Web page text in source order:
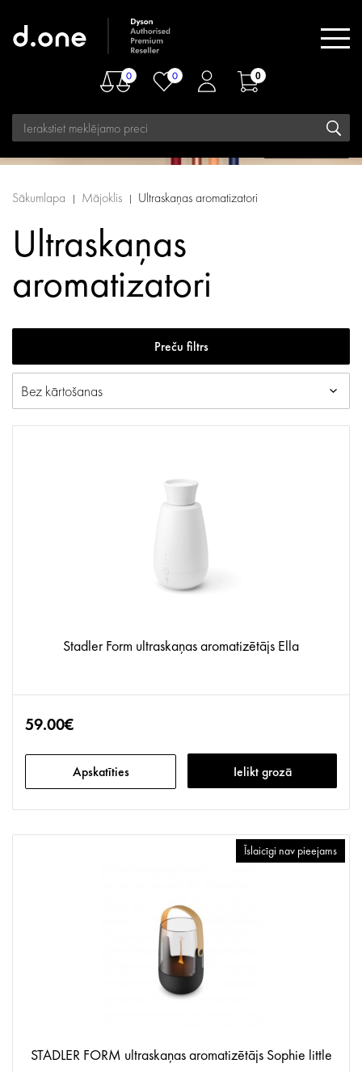
0 0 0
Sākumlapa Mājoklis Ultraskaņas aromatizatori
Ultraskaņas
aromatizatori
Preču filtrs
Stadler Form ultraskaņas aromatizētājs Ella
59.00€
Apskatīties Ielikt grozā
Īslaicīgi nav pieejams
STADLER FORM ultraskaņas aromatizētājs Sophie little